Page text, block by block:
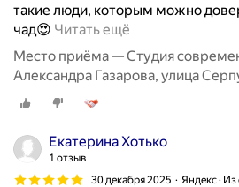
такие люди, которым можно
чад😍 Читать ещё
о
и
Место приёма — Студия
Александра Газарова, улица
корп. 1
Екатерина Хотько
1 отзыв
30 декабря 2025
Яндекс ·